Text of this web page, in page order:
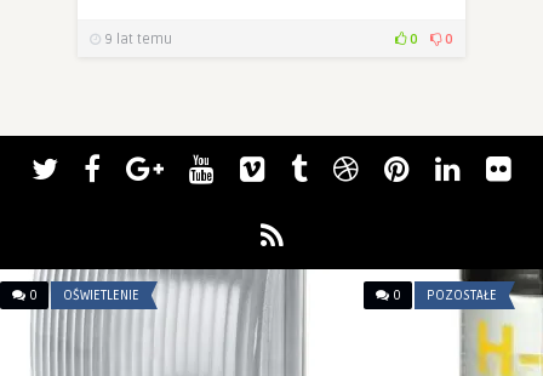
9 lat temu 0 0
0 OŚWIETLENIE 0 POZOSTAŁE